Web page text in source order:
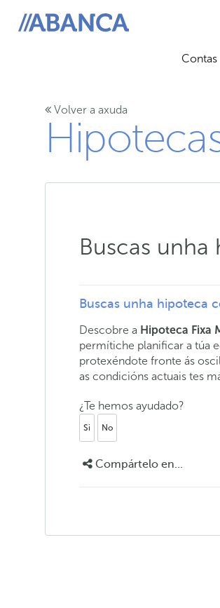
ABANCA
Contas
Volver a axuda
Buscas unha
Buscas unha hipoteca
Descobre a Hipoteca Fixa
permítiche planificar a túa
protexéndote fronte ás
as condicións actuais tes
¿Te hemos ayudado?
Si No
Compártelo en...